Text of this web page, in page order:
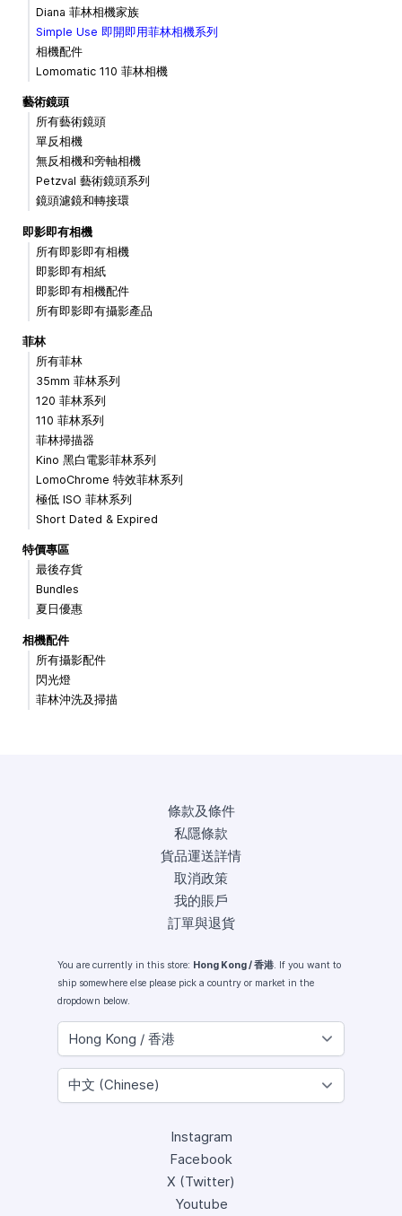
Diana 菲林相機家族
Simple Use 即開即用菲林相機系列
相機配件
Lomomatic 110 菲林相機
藝術鏡頭
所有藝術鏡頭
單反相機
無反相機和旁軸相機
Petzval 藝術鏡頭系列
鏡頭濾鏡和轉接環
即影即有相機
所有即影即有相機
即影即有相紙
即影即有相機配件
所有即影即有攝影產品
菲林
所有菲林
35mm 菲林系列
120 菲林系列
110 菲林系列
菲林掃描器
Kino 黑白電影菲林系列
LomoChrome 特效菲林系列
極低 ISO 菲林系列
Short Dated & Expired
特價專區
最後存貨
Bundles
夏日優惠
相機配件
所有攝影配件
閃光燈
菲林沖洗及掃描
條款及條件
私隱條款
貨品運送詳情
取消政策
我的賬戶
訂單與退貨
You are currently in this store: Hong Kong / 香港. If you want to
ship somewhere else please pick a country or market in the
dropdown below.
Instagram
Facebook
X (Twitter)
Youtube